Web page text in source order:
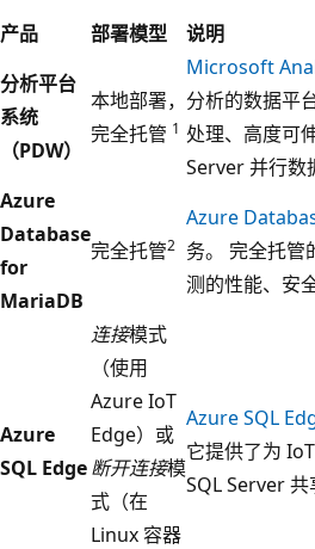
产品 部署模型
说明
分析平台
系统
（PDW）
本地部署，
完全托管 1
Microsoft
分析的数据平
处理、高度可
Server 并行数
Azure
Database
for
MariaDB
完全托管2
Azure
务。 完全托管
测的性能、安
Azure
SQL Edge
连接模式
（使用
Azure IoT
Edge）或
断开连接模
式（在
Linux 容器
Azure SQL
它提供了为
SQL Server 共